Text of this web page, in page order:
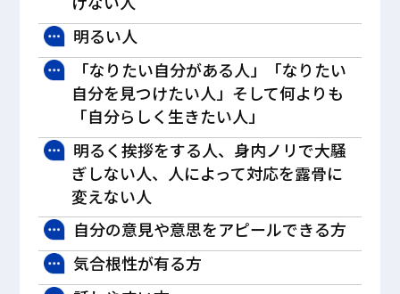
明るい人
「なりたい自分がある人」「なりたい
自分を見つけたい人」そして何よりも
「自分らしく生きたい人」
明るく挨拶をする人、身内ノリで大騒
ぎしない人、人によって対応を露骨に
変えない人
自分の意見や意思をアピールできる方
気合根性が有る方